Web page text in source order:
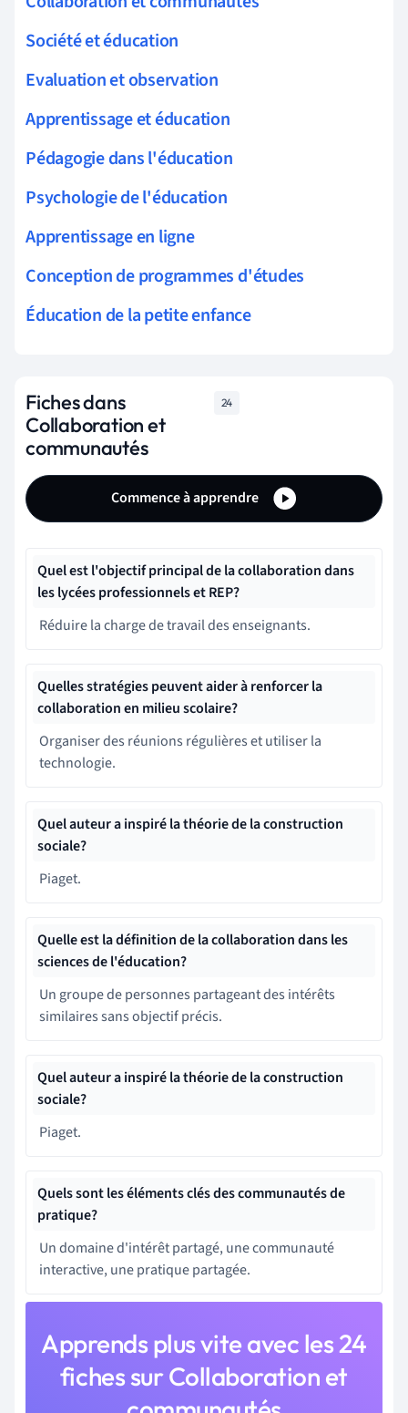
Société et éducation
Evaluation et observation
Apprentissage et éducation
Pédagogie dans l'éducation
Psychologie de l'éducation
Apprentissage en ligne
Conception de programmes d'études
Éducation de la petite enfance
Fiches dans
Collaboration et
communautés
24
Commence à apprendre
Quel est l'objectif principal de la collaboration dans
les lycées professionnels et REP?
Réduire la charge de travail des enseignants.
Quelles stratégies peuvent aider à renforcer la
collaboration en milieu scolaire?
Organiser des réunions régulières et utiliser la
technologie.
Quel auteur a inspiré la théorie de la construction
sociale?
Piaget.
Quelle est la définition de la collaboration dans les
sciences de l'éducation?
Un groupe de personnes partageant des intérêts
similaires sans objectif précis.
Quel auteur a inspiré la théorie de la construction
sociale?
Piaget.
Quels sont les éléments clés des communautés de
pratique?
Un domaine d'intérêt partagé, une communauté
interactive, une pratique partagée.
Apprends plus vite avec les 24
fiches sur Collaboration et